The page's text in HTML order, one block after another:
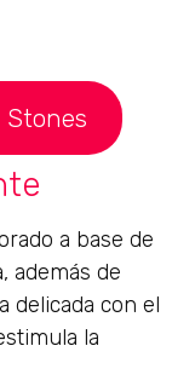
Stones
a base de
además de
delicada con el
la